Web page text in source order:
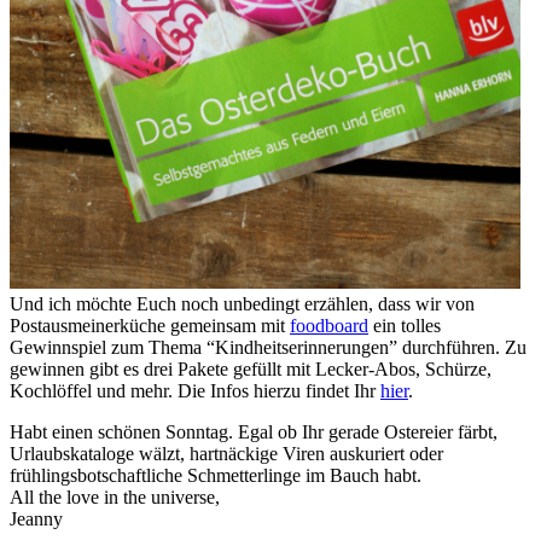
Und ich möchte Euch noch unbedingt erzählen, dass wir von
Postausmeinerküche gemeinsam mit foodboard ein tolles
Gewinnspiel zum Thema “Kindheitserinnerungen” durchführen. Zu
gewinnen gibt es drei Pakete gefüllt mit Lecker-Abos, Schürze,
Kochlöffel und mehr. Die Infos hierzu findet Ihrhier.
Habt einen schönen Sonntag. Egal ob Ihr gerade Ostereier färbt,
Urlaubskataloge wälzt, hartnäckige Viren auskuriert oder
frühlingsbotschaftliche Schmetterlinge im Bauch habt.
All the love in the universe,
Jeanny